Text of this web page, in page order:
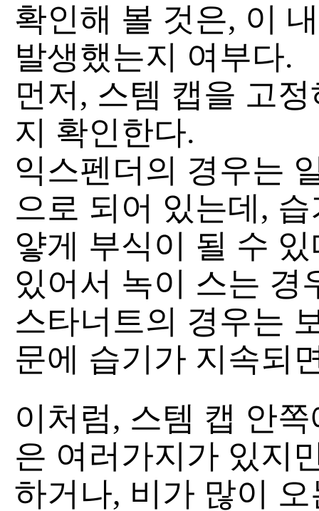
확인해 볼 것은, 이
발생했는지 여부다.
먼저, 스템 캡을 고
지 확인한다.
익스펜더의 경우는
으로 되어 있는데,
얗게 부식이 될 수
있어서 녹이 스는 경
스타너트의 경우는
문에 습기가 지속되
이처럼, 스템 캡 안
은 여러가지가 있지
하거나, 비가 많이